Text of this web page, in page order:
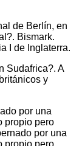
de Berlín, en
Bismark.
I de Inglaterra.
Sudafrica?. A
y
por una
propio pero
por una
propio pero